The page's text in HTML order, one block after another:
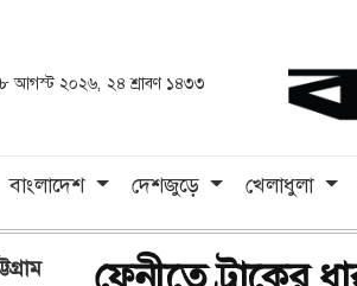
আগস্ট ২০২৬, ২৪ শ্রাবণ ১৪৩৩
বাংলাদেশ দেশজুড়ে খেলাধুলা